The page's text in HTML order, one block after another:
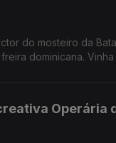
do mosteiro da
dominicana.
Operária